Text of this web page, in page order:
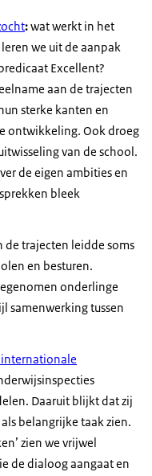
:wat werkt in het
we uit de aanpak
Excellent?
aan de trajecten
sterke kanten en
ontwikkeling. Ook droeg
van de school.
de eigen ambities en
bleek
de trajecten leidde soms
en besturen.
onderlinge
samenwerking tussen
Daaruit blijkt dat zij
belangrijke taak zien.
zien we vrijwel
de dialoog aangaat en